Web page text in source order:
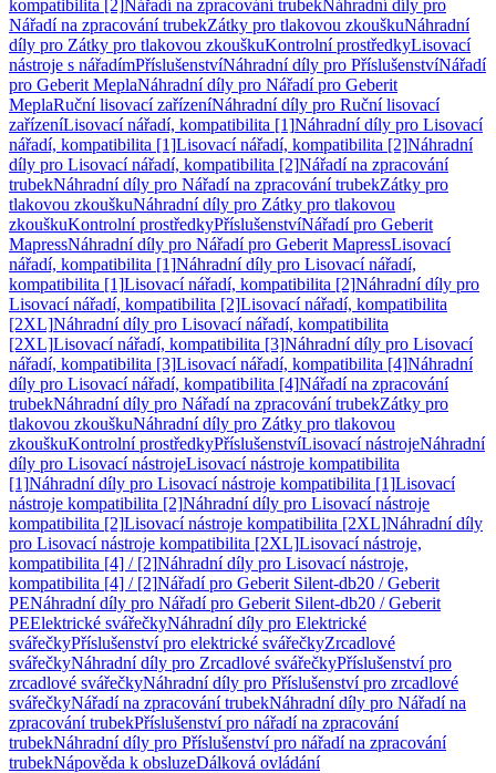
kompatibilita [2]Nářadí na zpracování trubekNáhradní díly pro
Nářadí na zpracování trubekZátky pro tlakovou zkouškuNáhradní
díly pro Zátky pro tlakovou zkouškuKontrolní prostředkyLisovací
nástroje s nářadímPříslušenstvíNáhradní díly pro PříslušenstvíNářadí
pro Geberit MeplaNáhradní díly pro Nářadí pro Geberit
MeplaRuční lisovací zařízeníNáhradní díly pro Ruční lisovací
zařízeníLisovací nářadí, kompatibilita [1]Náhradní díly pro Lisovací
nářadí, kompatibilita [1]Lisovací nářadí, kompatibilita [2]Náhradní
díly pro Lisovací nářadí, kompatibilita [2]Nářadí na zpracování
trubekNáhradní díly pro Nářadí na zpracování trubekZátky pro
tlakovou zkouškuNáhradní díly pro Zátky pro tlakovou
zkouškuKontrolní prostředkyPříslušenstvíNářadí pro Geberit
MapressNáhradní díly pro Nářadí pro Geberit MapressLisovací
nářadí, kompatibilita [1]Náhradní díly pro Lisovací nářadí,
kompatibilita [1]Lisovací nářadí, kompatibilita [2]Náhradní díly pro
Lisovací nářadí, kompatibilita [2]Lisovací nářadí, kompatibilita
[2XL]Náhradní díly pro Lisovací nářadí, kompatibilita
[2XL]Lisovací nářadí, kompatibilita [3]Náhradní díly pro Lisovací
nářadí, kompatibilita [3]Lisovací nářadí, kompatibilita [4]Náhradní
díly pro Lisovací nářadí, kompatibilita [4]Nářadí na zpracování
trubekNáhradní díly pro Nářadí na zpracování trubekZátky pro
tlakovou zkouškuNáhradní díly pro Zátky pro tlakovou
zkouškuKontrolní prostředkyPříslušenstvíLisovací nástrojeNáhradní
díly pro Lisovací nástrojeLisovací nástroje kompatibilita
[1]Náhradní díly pro Lisovací nástroje kompatibilita [1]Lisovací
nástroje kompatibilita [2]Náhradní díly pro Lisovací nástroje
kompatibilita [2]Lisovací nástroje kompatibilita [2XL]Náhradní díly
pro Lisovací nástroje kompatibilita [2XL]Lisovací nástroje,
kompatibilita [4] / [2]Náhradní díly pro Lisovací nástroje,
kompatibilita [4] / [2]Nářadí pro Geberit Silent-db20 / Geberit
PENáhradní díly pro Nářadí pro Geberit Silent-db20 / Geberit
PEElektrické svářečkyNáhradní díly pro Elektrické
svářečkyPříslušenství pro elektrické svářečkyZrcadlové
svářečkyNáhradní díly pro Zrcadlové svářečkyPříslušenství pro
zrcadlové svářečkyNáhradní díly pro Příslušenství pro zrcadlové
svářečkyNářadí na zpracování trubekNáhradní díly pro Nářadí na
zpracování trubekPříslušenství pro nářadí na zpracování
trubekNáhradní díly pro Příslušenství pro nářadí na zpracování
trubekNápověda k obsluzeDálková ovládání